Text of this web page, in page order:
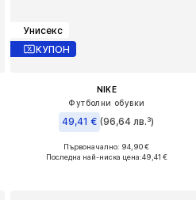
Унисекс
КУПОН
NIKE
Футболни обувки
49,41 € (96,64 лв.³)
Предлага се в много размери
Първоначално: 94,90 €
Последна най-ниска цена:49,41 €